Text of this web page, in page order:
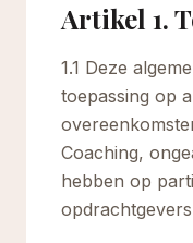
Artikel 1.
1.1 Deze
toepassing op
Coaching,
hebben op